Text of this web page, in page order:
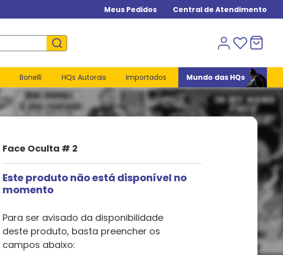
Meus Pedidos Central de Atendimento
Bonelli HQs Autorais Importados Mundo das HQs
Face Oculta # 2
Este produto não está disponível no
momento
Para ser avisado da disponibilidade
deste produto, basta preencher os
campos abaixo: